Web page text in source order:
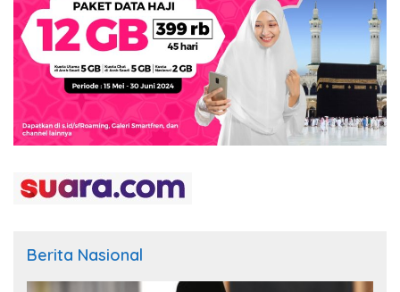
Berita Nasional